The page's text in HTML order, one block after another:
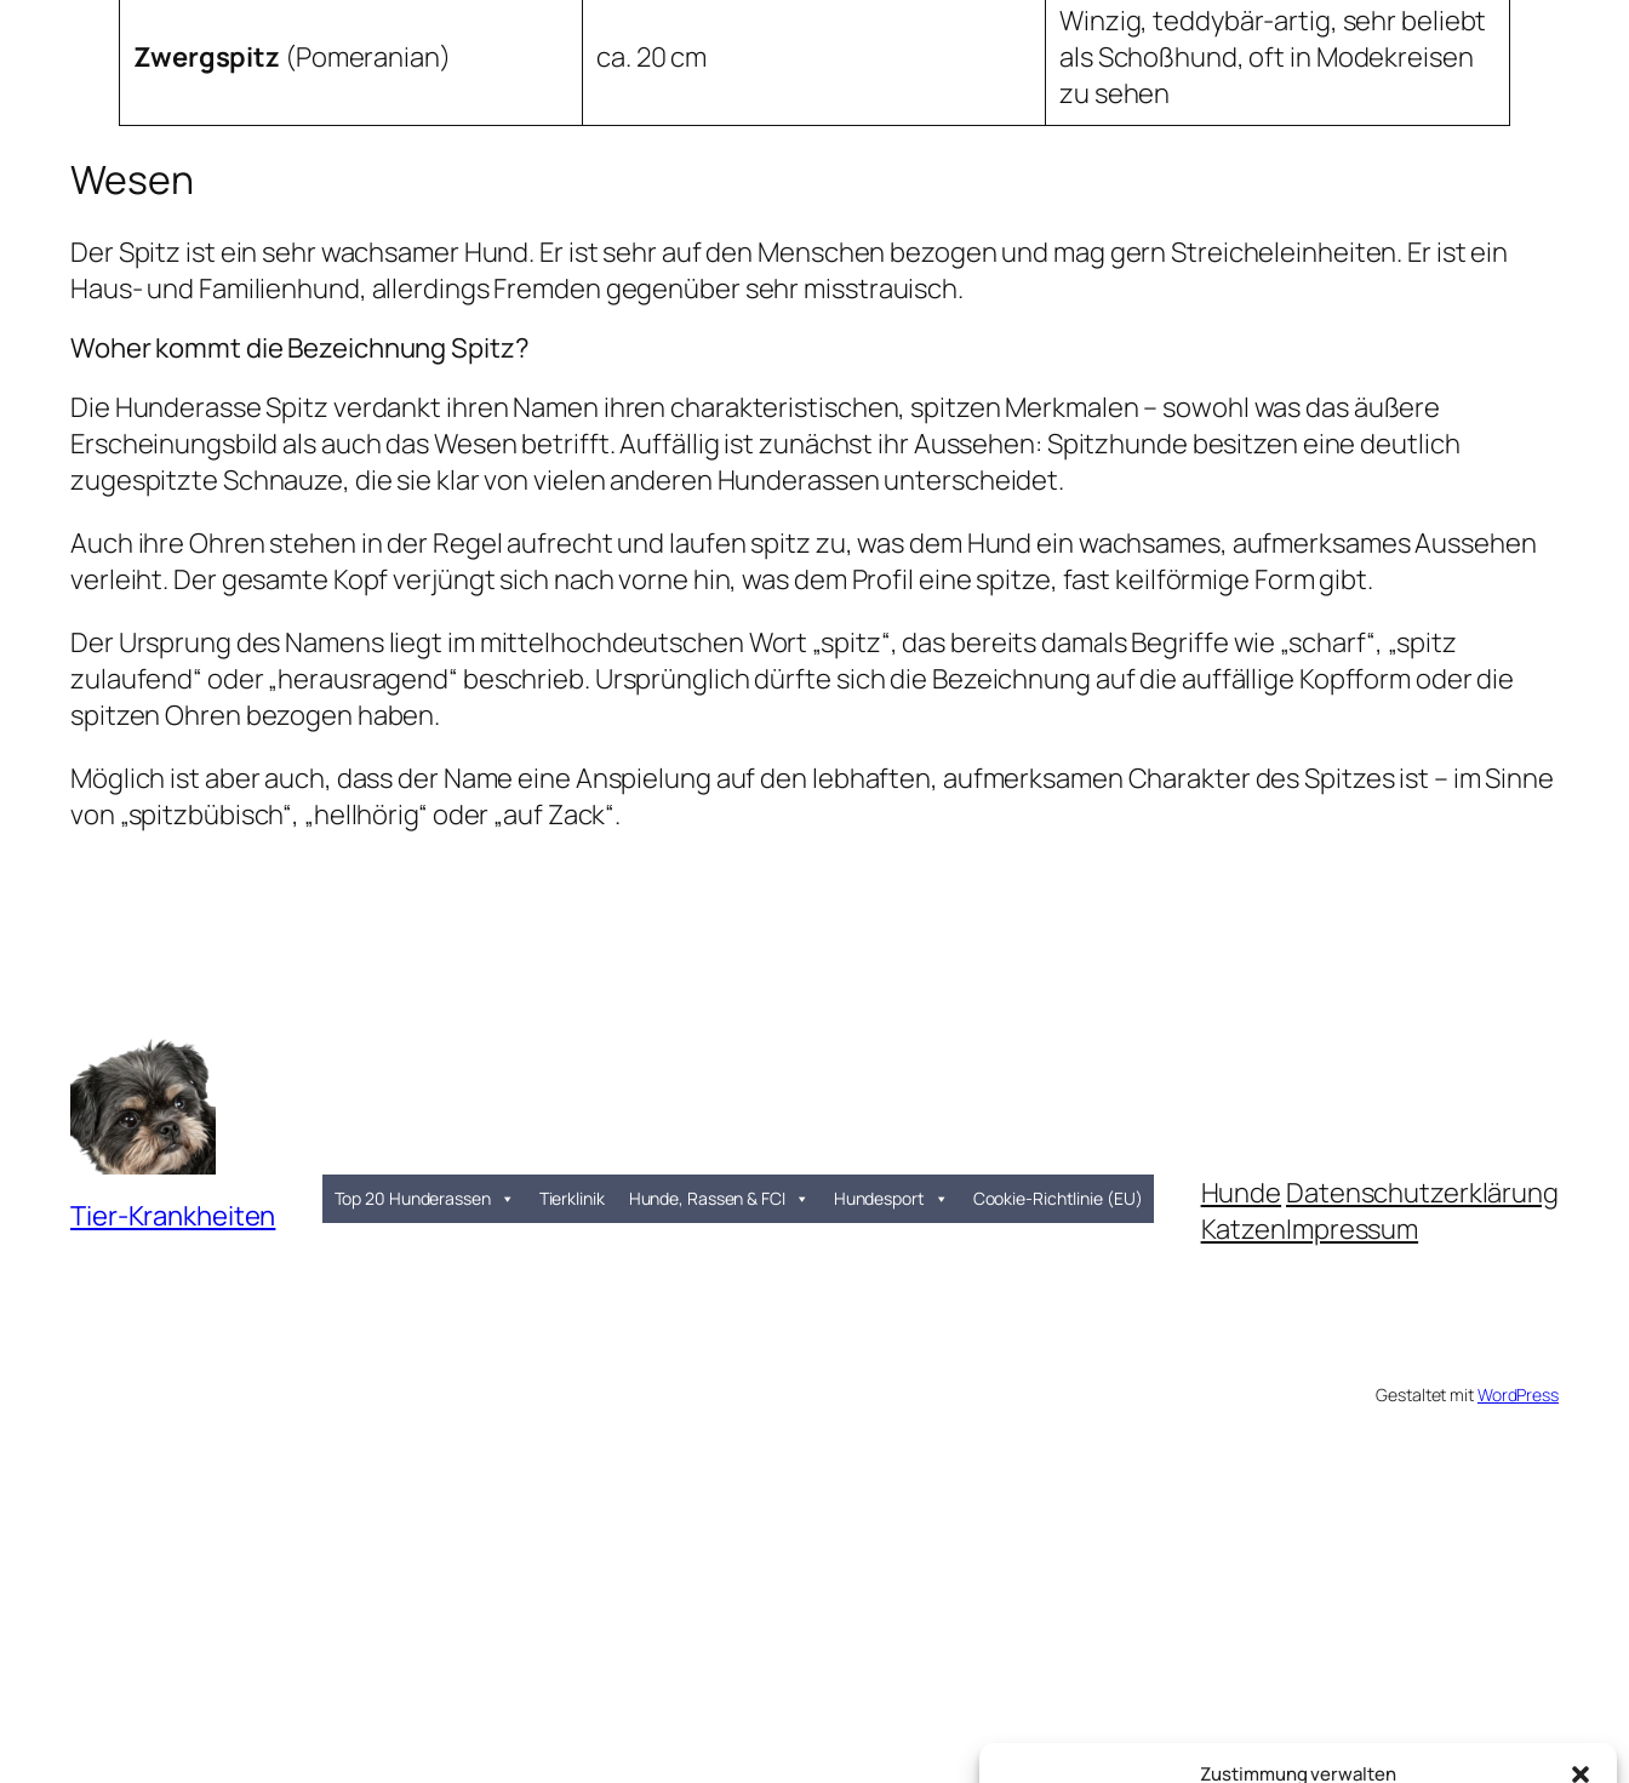
Zustimmung verwalten
Zwergspitz (Pomeranian) ca. 20 cm
Winzig, teddybär-artig, sehr beliebt
als Schoßhund, oft in Modekreisen
zu sehen
Wesen
Der Spitz ist ein sehr wachsamer Hund. Er ist sehr auf den Menschen bezogen und mag gern Streicheleinheiten. Er ist ein
Haus- und Familienhund, allerdings Fremden gegenüber sehr misstrauisch.
Woher kommt die Bezeichnung Spitz?
Die Hunderasse Spitz verdankt ihren Namen ihren charakteristischen, spitzen Merkmalen – sowohl was das äußere
Erscheinungsbild als auch das Wesen betrifft. Auffällig ist zunächst ihr Aussehen: Spitzhunde besitzen eine deutlich
zugespitzte Schnauze, die sie klar von vielen anderen Hunderassen unterscheidet.
Auch ihre Ohren stehen in der Regel aufrecht und laufen spitz zu, was dem Hund ein wachsames, aufmerksames Aussehen
verleiht. Der gesamte Kopf verjüngt sich nach vorne hin, was dem Profil eine spitze, fast keilförmige Form gibt.
Der Ursprung des Namens liegt im mittelhochdeutschen Wort „spitz“, das bereits damals Begriffe wie „scharf“, „spitz
zulaufend“ oder „herausragend“ beschrieb. Ursprünglich dürfte sich die Bezeichnung auf die auffällige Kopfform oder die
spitzen Ohren bezogen haben.
Möglich ist aber auch, dass der Name eine Anspielung auf den lebhaften, aufmerksamen Charakter des Spitzes ist – im Sinne
von „spitzbübisch“, „hellhörig“ oder „auf Zack“.
Tier-Krankheiten Top 20 Hunderassen Tierklinik Hunde, Rassen & FCI Hundesport Cookie-Richtlinie (EU)
Hunde
Katzen
Datenschutzerklärung
Impressum
Gestaltet mitWordPress